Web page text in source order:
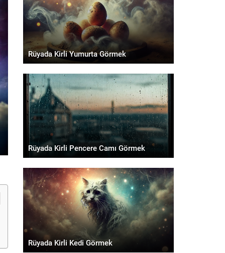
Rüyada Kirli Yumurta Görmek
Rüyada Kirli Pencere Camı Görmek
Rüyada Kirli Kedi Görmek